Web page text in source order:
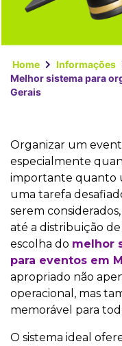
Home
Informações
Melhor sistema para
Gerais
Organizar um
especialmente
importante quanto
uma tarefa
serem
até a distribuição
escolha do melhor
para eventos em
apropriado não
operacional, mas
memorável para
O sistema ideal